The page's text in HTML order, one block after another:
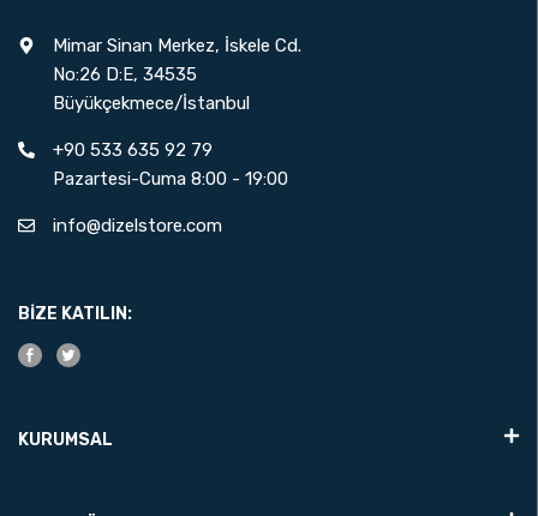
Mimar Sinan Merkez, İskele Cd.
No:26 D:E, 34535
Büyükçekmece/İstanbul
+90 533 635 92 79
Pazartesi-Cuma 8:00 - 19:00
info@dizelstore.com
BIZE KATILIN:
KURUMSAL